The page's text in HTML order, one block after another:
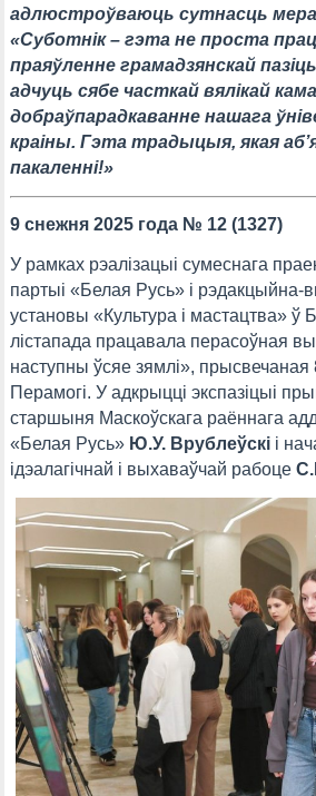
адлюстроўваюць сутнасць
«Суботнік – гэта не проста
праяўленне грамадзянскай
адчуць сябе часткай вялікай
добраўпарадкаванне нашага
краіны. Гэта традыцыя, якая
пакаленні!»
9 снежня 2025 года № 12 (1327)
У рамках рэалізацыі сумеснага
партыі «Белая Русь» і рэдакцыйна-
установы «Культура і мастацтва»
лістапада працавала перасоўная
наступны ўсяе зямлі», прысвечаная
Перамогі. У адкрыцці экспазіцыі
старшыня Маскоўскага раённага
«Белая Русь» Ю.У. Врублеўскі і
ідэалагічнай і выхаваўчай рабоце